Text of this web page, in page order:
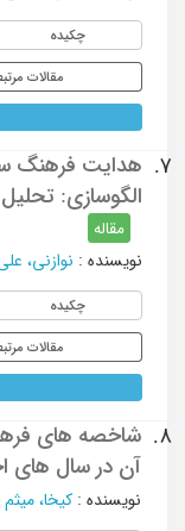
چکیده
مقالات
7.
هدایت فرهنگ
الگوسازی: تحلیل
مقاله
نویسنده: نوازنی، علی
چکیده
مقالات
8.
شاخصه های
آن در سال های
نویسنده: کیخا، میثم؛